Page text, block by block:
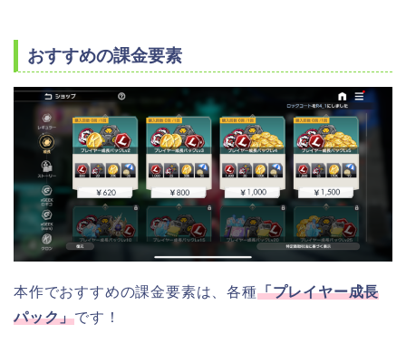
おすすめの課金要素
本作でおすすめの課金要素は、各種「プレイヤー成長
パック」です！